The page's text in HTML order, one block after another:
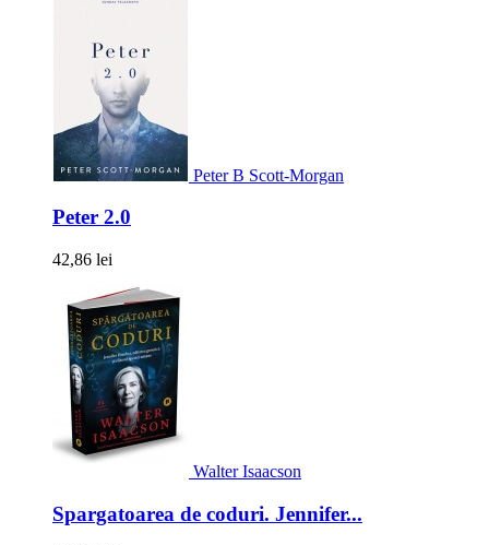
Peter B Scott-Morgan
Peter 2.0
42,86 lei
Walter Isaacson
Spargatoarea de coduri. Jennifer...